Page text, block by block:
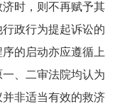
时，则不再赋予其
政行为提起诉讼的
的启动亦应遵循上
、二审法院均认为
非适当有效的救济